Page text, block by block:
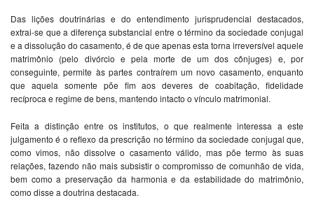
Das lições doutrinárias e do entendimento jurisprudencial destacados,
extrai-se que a diferença substancial entre o término da sociedade conjugal
e a dissolução do casamento, é de que apenas esta torna irreversível aquele
matrimônio (pelo divórcio e pela morte de um dos cônjuges) e, por
conseguinte, permite às partes contraírem um novo casamento, enquanto
que aquela somente põe fim aos deveres de coabitação, fidelidade
recíproca e regime de bens, mantendo intacto o vínculo matrimonial.
Feita a distinção entre os institutos, o que realmente interessa a este
julgamento é o reflexo da prescrição no término da sociedade conjugal que,
como vimos, não dissolve o casamento válido, mas põe termo às suas
relações, fazendo não mais subsistir o compromisso de comunhão de vida,
bem como a preservação da harmonia e da estabilidade do matrimônio,
como disse a doutrina destacada.